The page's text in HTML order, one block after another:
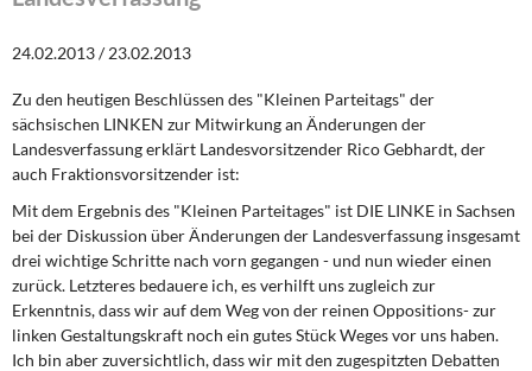
Eurokrise und Griechenland
DIE LINKE
Weitere Themen
Memo-Gruppe
Institut Solidarische Moderne
24.02.2013 / 23.02.2013
Zu den heutigen Beschlüssen des "Kleinen Parteitags" der
sächsischen LINKEN zur Mitwirkung an Änderungen der
Landesverfassung erklärt Landesvorsitzender Rico Gebhardt, der
auch Fraktionsvorsitzender ist:
Mit dem Ergebnis des "Kleinen Parteitages" ist DIE LINKE in Sachsen
bei der Diskussion über Änderungen der Landesverfassung insgesamt
drei wichtige Schritte nach vorn gegangen - und nun wieder einen
zurück. Letzteres bedauere ich, es verhilft uns zugleich zur
Erkenntnis, dass wir auf dem Weg von der reinen Oppositions- zur
linken Gestaltungskraft noch ein gutes Stück Weges vor uns haben.
Ich bin aber zuversichtlich, dass wir mit den zugespitzten Debatten